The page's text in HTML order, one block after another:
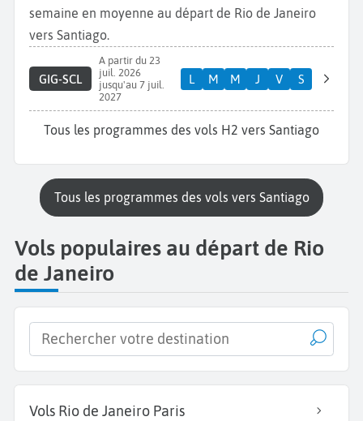
semaine en moyenne au départ de Rio de Janeiro
vers Santiago.
GIG-SCL
A partir du 23
juil. 2026
jusqu'au 7 juil.
2027
L M M J V S
Tous les programmes des vols H2 vers Santiago
Tous les programmes des vols vers Santiago
Vols populaires au départ de Rio
de Janeiro
Vols Rio de Janeiro Paris